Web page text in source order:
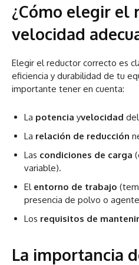
¿Cómo elegir el
velocidad
Elegir el reductor correcto es
eficiencia y durabilidad de tu
importante tener en cuenta:
La potencia yvelocidad
La relación de reducción
Las condiciones de carga
variable).
El entorno de trabajo
presencia de polvo o
Los requisitos de
La importancia